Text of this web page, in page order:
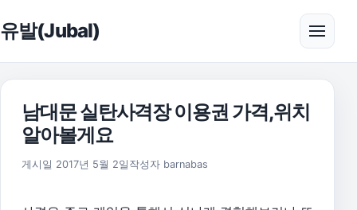
유발(Jubal) 메뉴
남대문 실탄사격장 이용권 가격,위치
알아볼게요
게시일 2017년 5월 2일 2017년 5월 2일
작성자 barnabas